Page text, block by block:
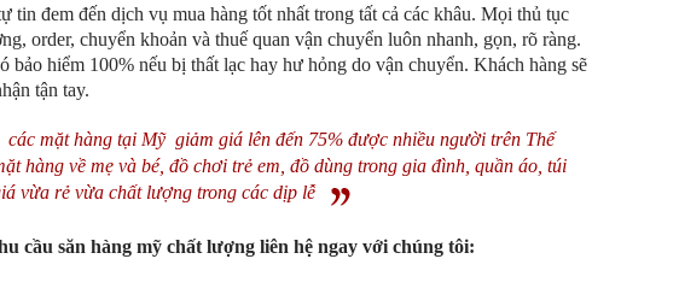
tin đem đến dịch vụ mua hàng tốt nhất trong tất cả các khâu. Mọi thủ tục
order, chuyển khoản và thuế quan vận chuyển luôn nhanh, gọn, rõ ràng.
bảo hiểm 100% nếu bị thất lạc hay hư hỏng do vận chuyển. Khách hàng sẽ
tận tay.
các mặt hàng tại Mỹ giảm giá lên đến 75% được nhiều người trên Thế
hàng về mẹ và bé, đồ chơi trẻ em, đồ dùng trong gia đình, quần áo, túi
vừa rẻ vừa chất lượng trong các dịp lễ
cầu săn hàng mỹ chất lượng liên hệ ngay với chúng tôi: